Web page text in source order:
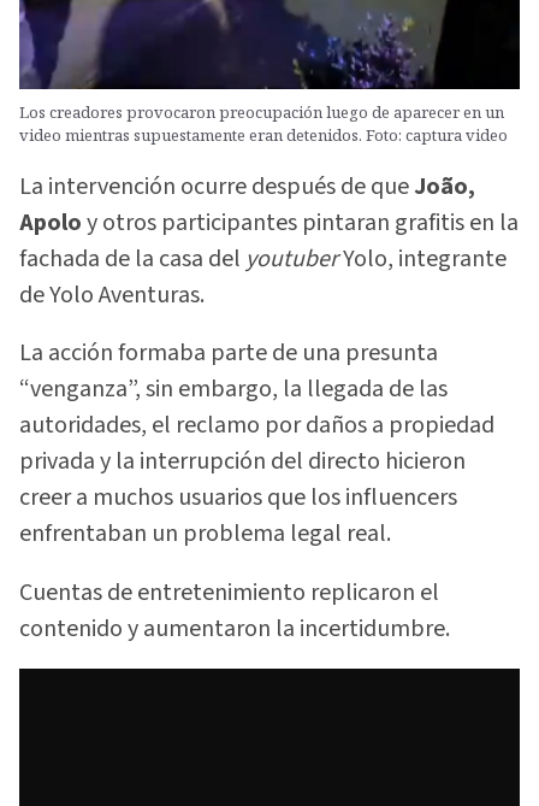
Los creadores provocaron preocupación luego de aparecer en un
video mientras supuestamente eran detenidos. Foto: captura video
La intervención ocurre después de queJoão,
Apoloy otros participantes pintaran grafitis en la
fachada de la casa del youtuberYolo, integrante
de Yolo Aventuras.
La acción formaba parte de una presunta
“venganza”, sin embargo, la llegada de las
autoridades, el reclamo por daños a propiedad
privada y la interrupción del directo hicieron
creer a muchos usuarios que los influencers
enfrentaban un problema legal real.
Cuentas de entretenimiento replicaron el
contenido y aumentaron la incertidumbre.